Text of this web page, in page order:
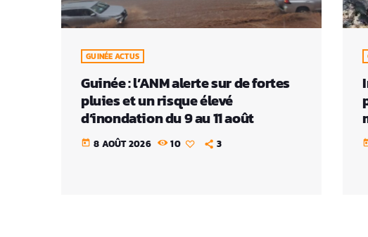
GUINÉE ACTUS
Guinée : l’ANM alerte sur de fortes
pluies et un risque élevé
d’inondation du 9 au 11 août
today 8 AOÛT 2026 10 3